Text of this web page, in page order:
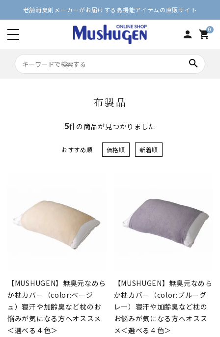
老舗消臭剤メーカーがお届けする高機能アイテムの直販サイト
person 0
shopping_cart
search
布製品
5件の商品が見つかりました
おすすめ順 価格順 新着順
【MUSHUGEN】無臭元なめら
か枕カバー（color:ベージ
ュ）寝汗や加齢臭など枕のお
悩みが気になる方へオススメ
＜選べる４色＞
【MUSHUGEN】無臭元なめら
か枕カバー（color:ブルーグ
レー）寝汗や加齢臭など枕の
お悩みが気になる方へオスス
メ＜選べる４色＞